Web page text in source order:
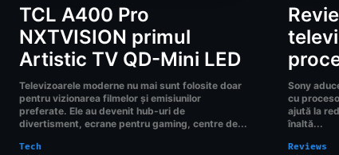
TCL A400 Pro
NXTVISION primul
Artistic TV QD-Mini LED
Televizoarele moderne nu mai sunt folosite doar
pentru vizionarea filmelor și emisiunilor
preferate. Ele au devenit hub-uri de
divertisment, ecrane pentru gaming, centre de...
Tech
Sony
cu
ajută la
înaltă...
Reviews